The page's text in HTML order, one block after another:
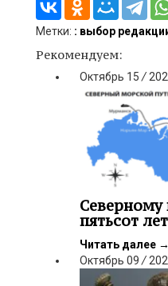
Метки: : выбор
Рекомендуем:
Октябрь 15 /
пятьсот
Читать далее →
Октябрь 09/